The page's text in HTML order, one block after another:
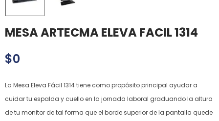
MESA ARTECMA ELEVA FACIL 1314
$0
La Mesa Eleva Fácil 1314 tiene como propósito principal ayudar a
cuidar tu espalda y cuello en la jornada laboral graduando la altura
de tu monitor de tal forma que el borde superior de la pantalla quede